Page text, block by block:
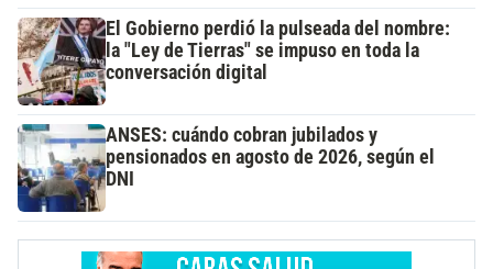
El Gobierno perdió la pulseada del nombre:
la "Ley de Tierras" se impuso en toda la
conversación digital
ANSES: cuándo cobran jubilados y
pensionados en agosto de 2026, según el
DNI